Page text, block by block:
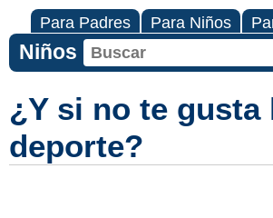
Para Padres Para Niños
Niños
¿Y si no te gusta
deporte?